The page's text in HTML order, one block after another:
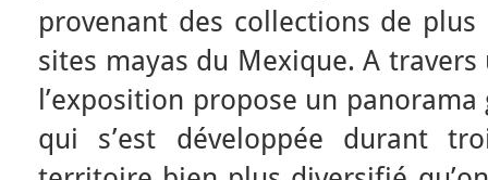
provenant des collections de
sites mayas du Mexique. A
l’exposition propose un
qui s’est développée durant